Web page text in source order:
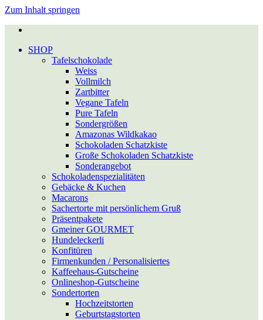
Zum Inhalt springen
SHOP
Tafel­schokolade
Weiss
Vollmilch
Zartbitter
Vegane Tafeln
Pure Tafeln
Sondergrößen
Amazonas Wildkakao
Schokoladen Schatzkiste
Große Schokoladen Schatzkiste
Sonderangebot
Schokoladen­spezialitäten
Gebäcke & Kuchen
Macarons
Sacher­torte mit per­sön­lichem Gruß
Präsent­pakete
Gmeiner GOURMET
Hundeleckerli
Konfitüren
Firmen­kunden / Per­so­na­li­sier­tes
Kaffeehaus-Gutscheine
Onlineshop-Gutscheine
Sonder­torten
Hochzeitstorten
Geburtstagstorten